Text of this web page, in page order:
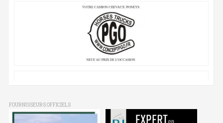
FOURNISSEURS OFFICIELS